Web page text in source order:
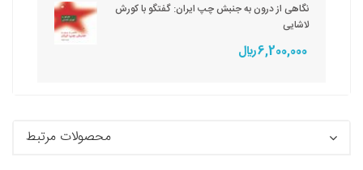
نگاهی از درون به جنبش چپ ایران: گفتگو با کورش
لاشایی
6,200,000 ريال
محصولات مرتبط